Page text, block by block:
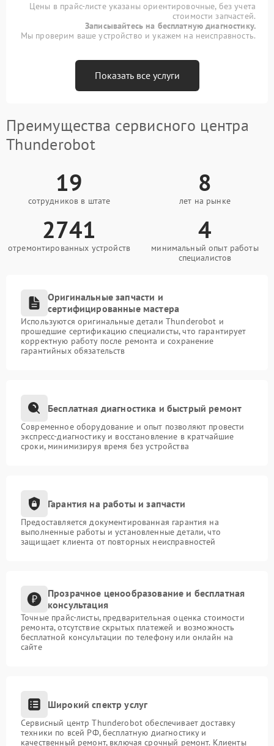
Цены в прайс-листе указаны ориентировочные, без учета
стоимости запчастей.
Записывайтесь на бесплатную диагностику.
Мы проверим ваше устройство и укажем на неисправность.
Показать все услуги
Преимущества сервисного центра
Thunderobot
19
сотрудников в штате
8
лет на рынке
2741
отремонтированных устройств
4
минимальный опыт работы
специалистов
Оригинальные запчасти и
сертифицированные мастера
Используются оригинальные детали Thunderobot и
прошедшие сертификацию специалисты, что гарантирует
корректную работу после ремонта и сохранение
гарантийных обязательств
Бесплатная диагностика и быстрый ремонт
Современное оборудование и опыт позволяют провести
экспресс-диагностику и восстановление в кратчайшие
сроки, минимизируя время без устройства
Гарантия на работы и запчасти
Предоставляется документированная гарантия на
выполненные работы и установленные детали, что
защищает клиента от повторных неисправностей
Прозрачное ценообразование и бесплатная
консультация
Точные прайс-листы, предварительная оценка стоимости
ремонта, отсутствие скрытых платежей и возможность
бесплатной консультации по телефону или онлайн на
сайте
Широкий спектр услуг
Сервисный центр Thunderobot обеспечивает доставку
техники по всей РФ, бесплатную диагностику и
качественный ремонт, включая срочный ремонт. Клиенты